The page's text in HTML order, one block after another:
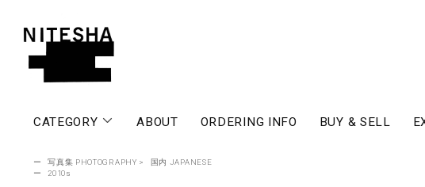
CATEGORY ABOUT ORDERING INFO BUY & SELL
ー 写真集 PHOTOGRAPHY >
国内 JAPANESE
ー
2010s